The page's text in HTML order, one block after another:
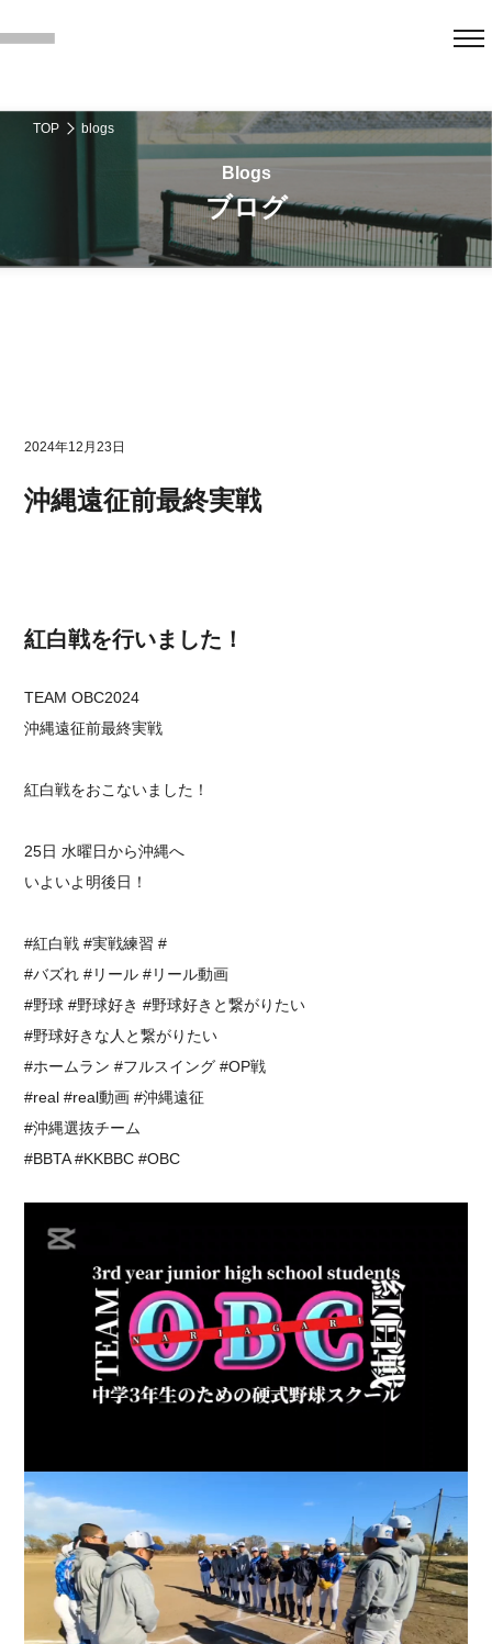
TOP blogs
ブログ
2024年12月23日
沖縄遠征前最終実戦
紅白戦を行いました！
TEAM OBC2024
沖縄遠征前最終実戦
紅白戦をおこないました！
25日 水曜日から沖縄へ
いよいよ明後日！
#紅白戦 #実戦練習 #
⁡#バズれ #リール #リール動画
⁡#野球 #野球好き #野球好きと繋がりたい
⁡#野球好きな人と繋がりたい
#ホームラン #フルスイング #OP戦
⁡#real #real動画 #沖縄遠征
⁡#沖縄選抜チーム
⁡#BBTA #KKBBC #OBC